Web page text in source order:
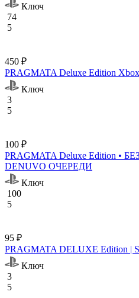
Ключ
74
5
450 ₽
PRAGMATA Deluxe Edition Xbox
Ключ
3
5
100 ₽
PRAGMATA Deluxe Edition •
DENUVO ОЧЕРЕДИ
Ключ
100
5
95 ₽
PRAGMATA DELUXE Edition |
Ключ
3
5